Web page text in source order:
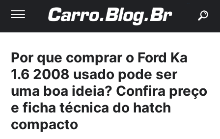
Por que comprar o Ford Ka
1.6 2008 usado pode ser
uma boa ideia? Confira preço
e ficha técnica do hatch
compacto